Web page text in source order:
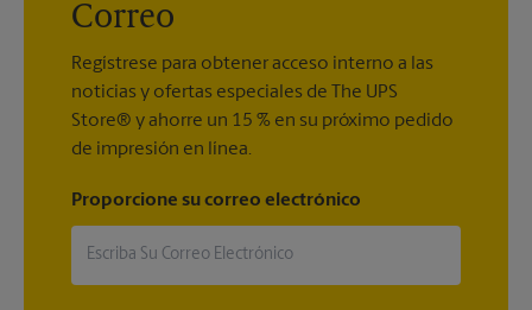
Correo
Regístrese para obtener acceso interno a las
noticias y ofertas especiales de The UPS
Store® y ahorre un 15 % en su próximo pedido
de impresión en línea.
Proporcione su correo electrónico